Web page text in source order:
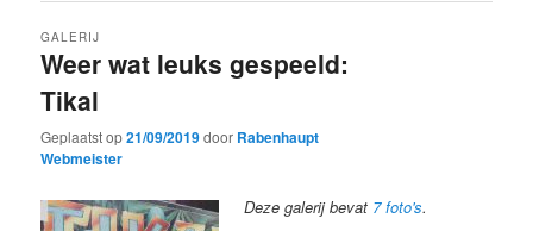
Weer wat leuks gespeeld:
Tikal
GALERIJ
Geplaatst op21/09/2019door Rabenhaupt
Webmeister
Deze galerij bevat 7 foto's.